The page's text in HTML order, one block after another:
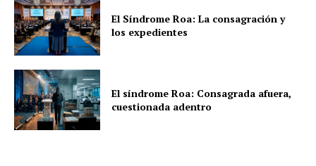
El Síndrome Roa: La consagración y
los expedientes
El síndrome Roa: Consagrada afuera,
cuestionada adentro